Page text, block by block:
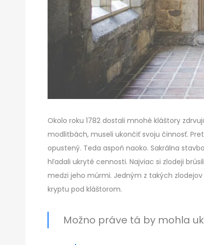
Okolo roku 1782 dostali mnohé kláštory
modlitbách, museli ukončiť svoju činnosť.
opustený. Teda aspoň naoko. Sakrálna
hľadali ukryté cennosti. Najviac si zlodeji
medzi jeho múrmi. Jedným z takých
kryptu pod kláštorom.
Možno práve tá by mohla